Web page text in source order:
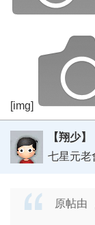
[img]
【翔少】
七星元老
原帖由